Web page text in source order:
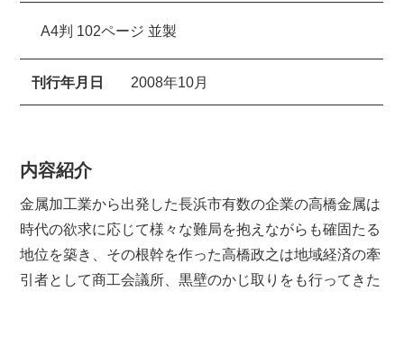
A4判 102ページ 並製
刊行年月日 2008年10月
内容紹介
金属加工業から出発した長浜市有数の企業の高橋金属は
時代の欲求に応じて様々な難局を抱えながらも確固たる
地位を築き、その根幹を作った高橋政之は地域経済の牽
引者として商工会議所、黒壁のかじ取りをも行ってきた